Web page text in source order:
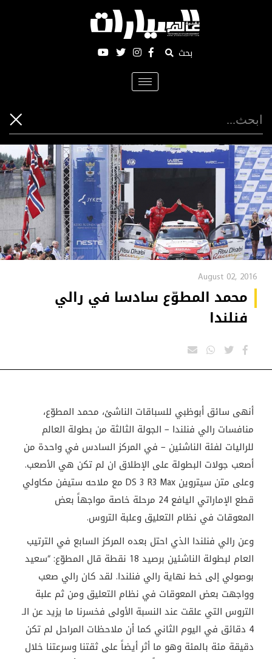
بحث
Toggle
navigation
August 02, 2016
محمد المطوّع سادسا في رالي
فنلندا
أنهى سائق أبوظبي للسباقات الناشئ، محمد المطوّع،
منافسات رالي فنلندا – الجولة الثالثة من بطولة العالم
للراليات لفئة الناشئين – في المركز السادس في واحدة من
أصعب جولات البطولة على الإطلاق ان لم تكن هي الأصعب.
وعلى متن سيتروين DS 3 R3 Max مع ملاحه ستيفن مكاولي
قطع الإماراتي اليافع 24 مرحلة خاصة مواجهاً بعض
المعوقات في نظام التعليق وعلبة التروس.
وعن رالي فنلندا الذي احتل بعده المركز السابع في الترتيب
العام لبطولة الناشئين برصيد 18 نقطة قال المطوّع: “سعيد
بوصولي إلى خط نهاية رالي فنلندا. لقد كان رالي صعب
وواجهت بعض المعوقات في نظام التعليق ومن ثم علبة
التروس التي علقت عند النسبة الأولى فخسرنا ما يزيد عن الـ
4 دقائق في اليوم الثاني كما أن ملاحظات المراحل لم تكن
دقيقة مئة بالمئة وهو ما أثر أيضاً على ثقتنا وسرعتنا خلال